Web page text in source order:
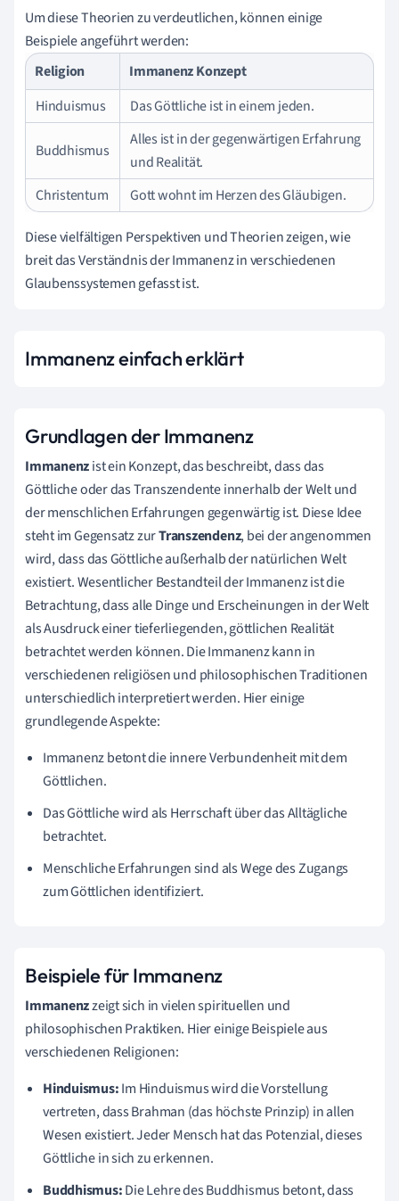
Um diese Theorien zu verdeutlichen, können einige
Beispiele angeführt werden:
Religion
Immanenz Konzept
Hinduismus
Das Göttliche ist in einem jeden.
Buddhismus
Alles ist in der gegenwärtigen Erfahrung
und Realität.
Christentum
Gott wohnt im Herzen des Gläubigen.
Diese vielfältigen Perspektiven und Theorien zeigen, wie
breit das Verständnis der Immanenz in verschiedenen
Glaubenssystemen gefasst ist.
Immanenz einfach erklärt
Grundlagen der Immanenz
Immanenzist ein Konzept, das beschreibt, dass das
Göttliche oder das Transzendente innerhalb der Welt und
der menschlichen Erfahrungen gegenwärtig ist. Diese Idee
steht im Gegensatz zurTranszendenz, bei der angenommen
wird, dass das Göttliche außerhalb der natürlichen Welt
existiert. Wesentlicher Bestandteil der Immanenz ist die
Betrachtung, dass alle Dinge und Erscheinungen in der Welt
als Ausdruck einer tieferliegenden, göttlichen Realität
betrachtet werden können. Die Immanenz kann in
verschiedenen religiösen und philosophischen Traditionen
unterschiedlich interpretiert werden. Hier einige
grundlegende Aspekte:
Immanenz betont die innere Verbundenheit mit dem
Göttlichen.
Das Göttliche wird als Herrschaft über das Alltägliche
betrachtet.
Menschliche Erfahrungen sind als Wege des Zugangs
zum Göttlichen identifiziert.
Beispiele für Immanenz
Immanenzzeigt sich in vielen spirituellen und
philosophischen Praktiken. Hier einige Beispiele aus
verschiedenen Religionen:
Hinduismus:Im Hinduismus wird die Vorstellung
vertreten, dass Brahman (das höchste Prinzip) in allen
Wesen existiert. Jeder Mensch hat das Potenzial, dieses
Göttliche in sich zu erkennen.
Buddhismus:Die Lehre des Buddhismus betont, dass